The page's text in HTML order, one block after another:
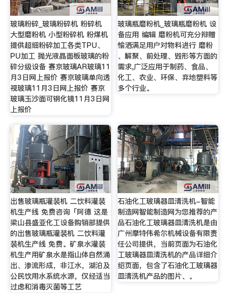
玻璃粉碎_玻璃粉碎机 粉碎机
大型磨粉机 小型粉碎机 粉煤机
提供超细粉碎加工各类TPU、
PU加工 抛光液晶面板玻璃的粉
碎分级设备 赛京玻璃AR玻璃11
月3日网上报价 赛京玻璃单向透
视玻璃11月3日网上报价 赛京
玻璃玉沙面可钢化镜11月3日网
上报价
玻璃瓶磨粉机_玻璃瓶磨粉机 设
备应用 编辑 磨粉机可充分辩赠
愉洒满足用户对物料进行 磨粉
、解聚、前处理、毁形等方面的
需求,广泛应用于制药、食品、
化工、农业、环保、弃地塑料等
多个行业。
出售玻璃瓶灌装机 二饮料灌装
机生产线 免费咨询「阿德 这是
梁山县盛亚化工设备购销部提供
的出售玻璃瓶灌装机 二饮料灌
装机生产线 免费。矿泉水灌装
机生产用矿泉水是指山体自然涌
出、渗流形成，非江水，湖泊及
公民饮用水系统水源，仅经适当
过虑和消毒灭菌等工艺
石油化工玻璃器皿清洗机-智能
制造网智能制造网为您推荐的产
品石油化工玻璃器皿清洗机是由
广州摩特伟希尔机械设备有限责
任公司提供，当前页面为石油化
工玻璃器皿清洗机的产品详细介
绍页面，包含了石油化工玻璃器
皿清洗机产品的图片、。